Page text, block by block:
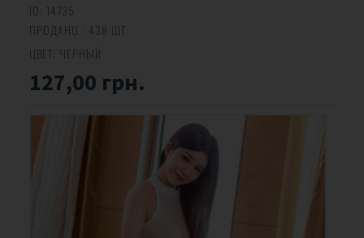
ID: 14735
ПРОДАНО : 438 ШТ.
ЦВЕТ: ЧЕРНЫЙ
127,00 грн.